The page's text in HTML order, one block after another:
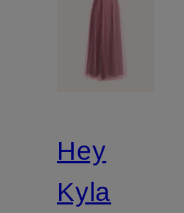
Hey
Kyla